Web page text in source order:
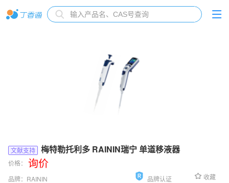
文献支持 梅特勒托利多 RAININ瑞宁 单道移液器
价格： 询价
品牌： RAININ 品牌认证 收藏